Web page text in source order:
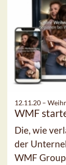
12.11.20 –
WMF
Die, wie
der
WMF